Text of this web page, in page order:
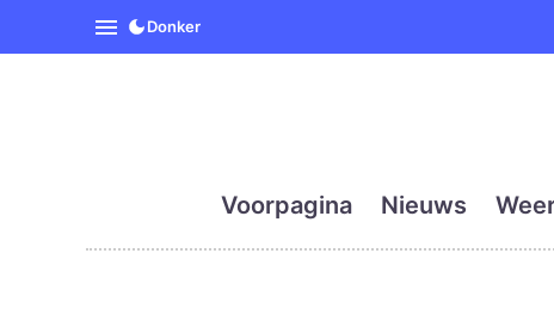
SpanjeVandaag is de
Donker
Voorpagina Nieuws